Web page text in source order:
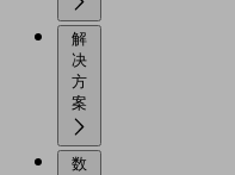
解
决
方
数